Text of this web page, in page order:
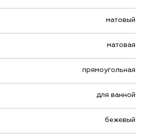
матовый
матовая
прямоугольная
для ванной
бежевый